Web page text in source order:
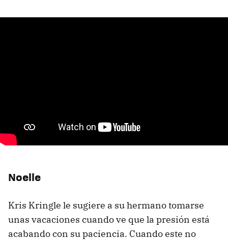
Noelle
Kris Kringle le sugiere a su hermano tomarse
unas vacaciones cuando ve que la presión está
acabando con su paciencia. Cuando este no